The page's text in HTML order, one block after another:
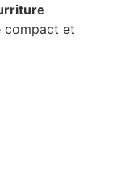
compact et